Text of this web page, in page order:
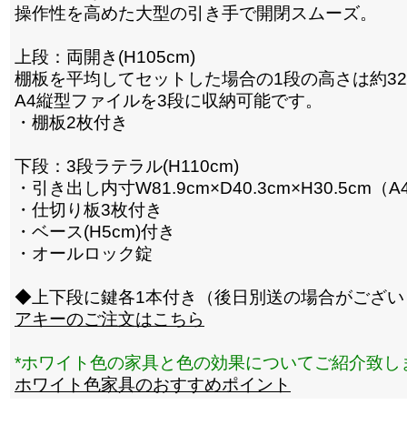
操作性を高めた大型の引き手で開閉スムーズ。
上段：両開き(H105cm)
棚板を平均してセットした場合の1段の高さは約
A4縦型ファイルを3段に収納可能です。
・棚板2枚付き
下段：3段ラテラル(H110cm)
・引き出し内寸W81.9cm×D40.3cm×H30.5cm（
・仕切り板3枚付き
・ベース(H5cm)付き
・オールロック錠
◆上下段に鍵各1本付き（後日別送の場合がござ
アキーのご注文はこちら
*ホワイト色の家具と色の効果についてご紹介致し
ホワイト色家具のおすすめポイント